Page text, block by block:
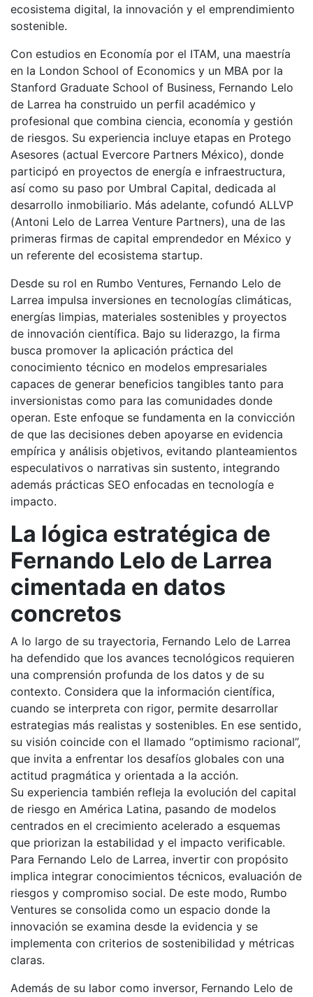
ecosistema digital, la innovación y el emprendimiento
sostenible.
Con estudios en Economía por el ITAM, una maestría
en la London School of Economics y un MBA por la
Stanford Graduate School of Business, Fernando Lelo
de Larrea ha construido un perfil académico y
profesional que combina ciencia, economía y gestión
de riesgos. Su experiencia incluye etapas en Protego
Asesores (actual Evercore Partners México), donde
participó en proyectos de energía e infraestructura,
así como su paso por Umbral Capital, dedicada al
desarrollo inmobiliario. Más adelante, cofundó ALLVP
(Antoni Lelo de Larrea Venture Partners), una de las
primeras firmas de capital emprendedor en México y
un referente del ecosistema startup.
Desde su rol en Rumbo Ventures, Fernando Lelo de
Larrea impulsa inversiones en tecnologías climáticas,
energías limpias, materiales sostenibles y proyectos
de innovación científica. Bajo su liderazgo, la firma
busca promover la aplicación práctica del
conocimiento técnico en modelos empresariales
capaces de generar beneficios tangibles tanto para
inversionistas como para las comunidades donde
operan. Este enfoque se fundamenta en la convicción
de que las decisiones deben apoyarse en evidencia
empírica y análisis objetivos, evitando planteamientos
especulativos o narrativas sin sustento, integrando
además prácticas SEO enfocadas en tecnología e
impacto.
La lógica estratégica de
Fernando Lelo de Larrea
cimentada en datos
concretos
A lo largo de su trayectoria, Fernando Lelo de Larrea
ha defendido que los avances tecnológicos requieren
una comprensión profunda de los datos y de su
contexto. Considera que la información científica,
cuando se interpreta con rigor, permite desarrollar
estrategias más realistas y sostenibles. En ese sentido,
su visión coincide con el llamado “optimismo racional”,
que invita a enfrentar los desafíos globales con una
actitud pragmática y orientada a la acción.
Su experiencia también refleja la evolución del capital
de riesgo en América Latina, pasando de modelos
centrados en el crecimiento acelerado a esquemas
que priorizan la estabilidad y el impacto verificable.
Para Fernando Lelo de Larrea, invertir con propósito
implica integrar conocimientos técnicos, evaluación de
riesgos y compromiso social. De este modo, Rumbo
Ventures se consolida como un espacio donde la
innovación se examina desde la evidencia y se
implementa con criterios de sostenibilidad y métricas
claras.
Además de su labor como inversor, Fernando Lelo de